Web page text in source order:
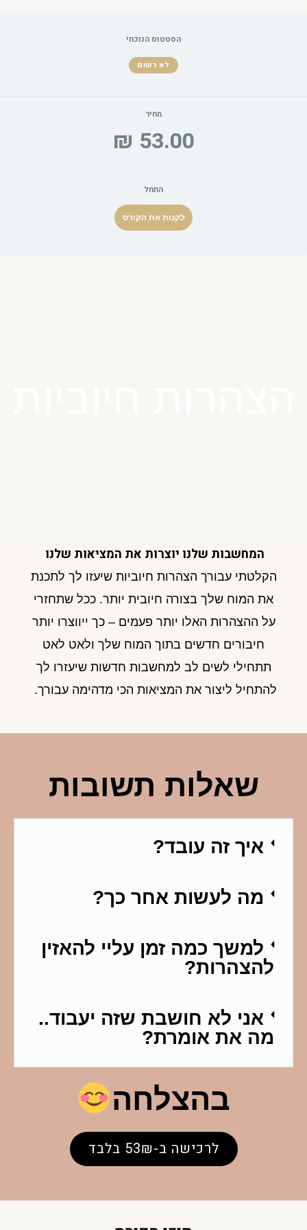
הסטטוס הנוכחי
לא רשום
מחיר
התחל
לקנות את הקורס
המחשבות שלנו יוצרות את המציאות שלנו
הקלטתי עבורך הצהרות חיוביות שיעזו לך לתכנת
את המוח שלך בצורה חיובית יותר. ככל שתחזרי
על ההצהרות האלו יותר פעמים– כך ייווצרו יותר
חיבורים חדשים בתוך המוח שלך ולאט לאט
תתחילי לשים לב למחשבות חדשות שיעזרו לך
להתחיל ליצור את המציאות הכי מדהימה עבורך.
שאלות תשובות
איך זה עובד?
מה לעשות אחר כך?
למשך כמה זמן עליי להאזין
להצהרות?
אני לא חושבת שזה יעבוד..
מה את אומרת?
בהצלחה
לרכישה ב-53₪ בלבד